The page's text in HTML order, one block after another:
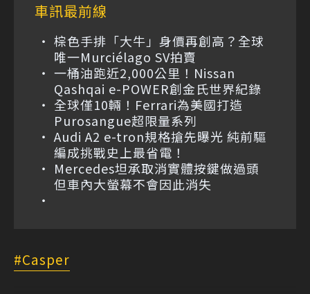
車訊最前線
棕色手排「大牛」身價再創高？全球
唯一Murciélago SV拍賣
一桶油跑近2,000公里！Nissan
Qashqai e-POWER創金氏世界紀錄
全球僅10輛！Ferrari為美國打造
Purosangue超限量系列
Audi A2 e-tron規格搶先曝光 純前驅
編成挑戰史上最省電！
Mercedes坦承取消實體按鍵做過頭
但車內大螢幕不會因此消失
Casper